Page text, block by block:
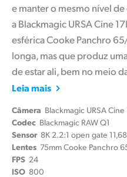
e manter o mesmo nível
a Blackmagic URSA Cine
esférica Cooke Panchro
longa, mas que produz
de estar ali, bem no meio
Leia mais
Câmera Blackmagic URSA Cine
Codec Blackmagic RAW Q1
Sensor 8K 2.2:1 open gate
Lentes 75mm Cooke Panchro
FPS 24
ISO 800